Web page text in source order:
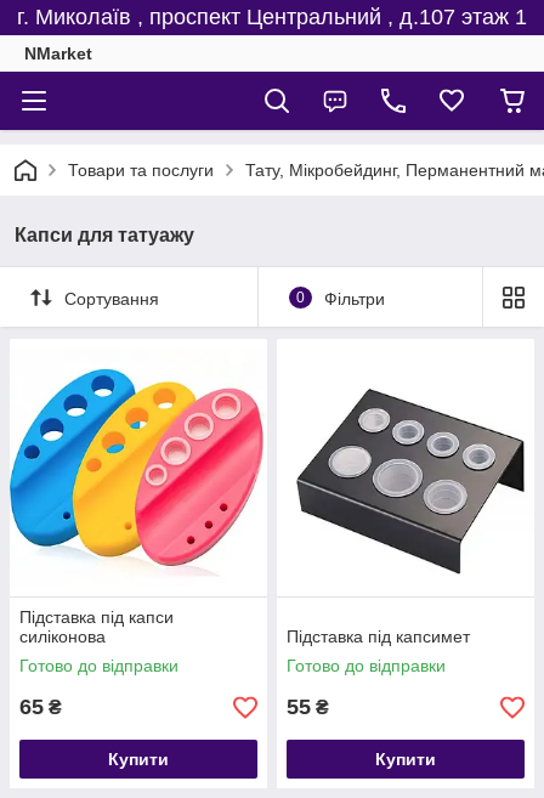
г. Миколаїв , проспект Центральний , д.107 этаж 1
NMarket
Товари та послуги Тату, Мікробейдинг, Перманентний
Капси для татуажу
Сортування 0 Фільтри
Підставка під капси
силіконова
Готово до відправки
65 ₴
Купити
Підставка під капсимет
Готово до відправки
55 ₴
Купити